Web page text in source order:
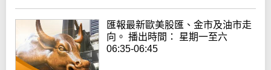
匯報最新歐美股匯、金市及油市走
向。 播出時間： 星期一至六
06:35-06:45